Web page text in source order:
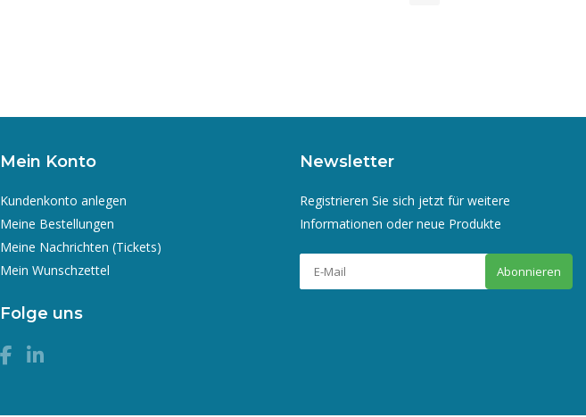
Mein Konto
Kundenkonto anlegen
Meine Bestellungen
Meine Nachrichten (Tickets)
Mein Wunschzettel
Folge uns
Newsletter
Registrieren Sie sich jetzt für weitere
Informationen oder neue Produkte
Abonnieren